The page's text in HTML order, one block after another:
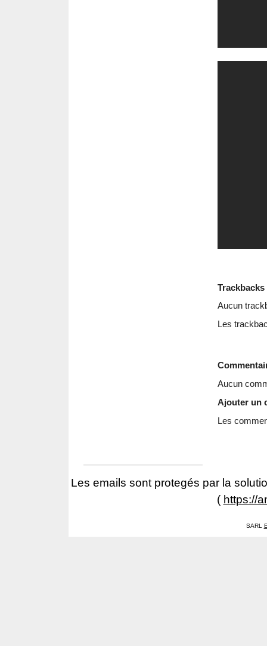
Trackbacks
Aucun
Les
Aucun
Ajouter un
Les
Les emails sont protegés par la
( https://
SARL